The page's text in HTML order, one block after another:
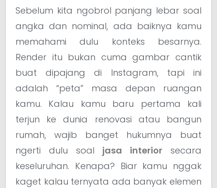
Sebelum kita ngobrol panjang lebar soal
angka dan nominal, ada baiknya kamu
memahami dulu konteks besarnya.
Render itu bukan cuma gambar cantik
buat dipajang di Instagram, tapi ini
adalah “peta” masa depan ruangan
kamu. Kalau kamu baru pertama kali
terjun ke dunia renovasi atau bangun
rumah, wajib banget hukumnya buat
ngerti dulu soal jasa interior secara
keseluruhan. Kenapa? Biar kamu nggak
kaget kalau ternyata ada banyak elemen